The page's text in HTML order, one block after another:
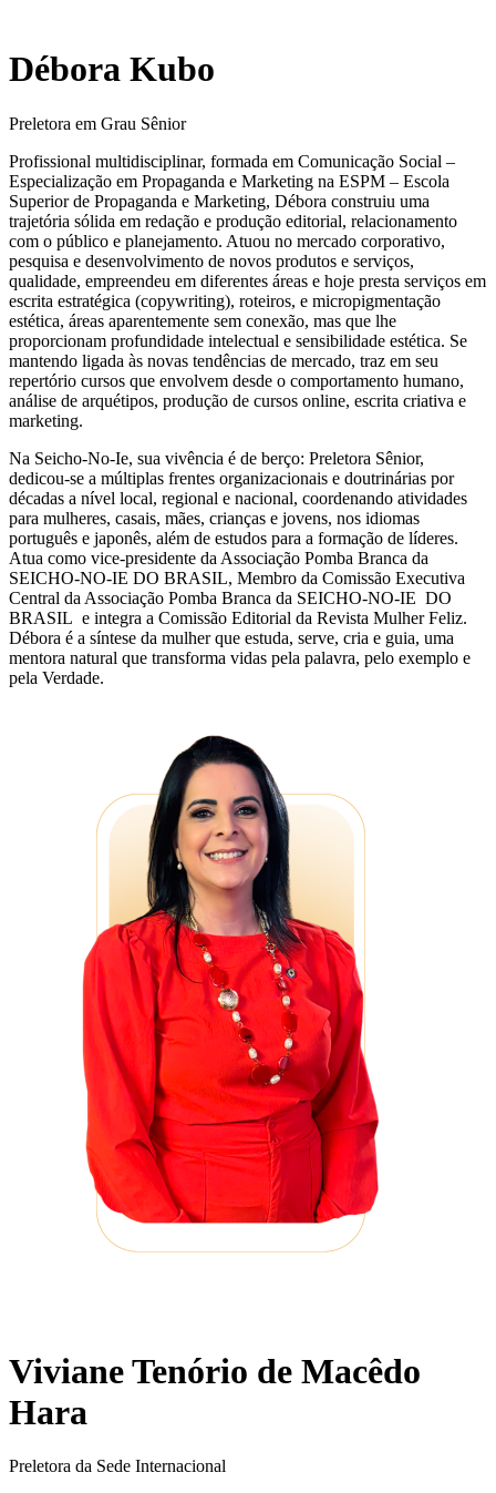
Débora Kubo
Preletora em Grau Sênior
Profissional multidisciplinar, formada em Comunicação Social –
Especialização em Propaganda e Marketing na ESPM – Escola
Superior de Propaganda e Marketing, Débora construiu uma
trajetória sólida em redação e produção editorial, relacionamento
com o público e planejamento. Atuou no mercado corporativo,
pesquisa e desenvolvimento de novos produtos e serviços,
qualidade, empreendeu em diferentes áreas e hoje presta serviços em
escrita estratégica (copywriting), roteiros, e micropigmentação
estética, áreas aparentemente sem conexão, mas que lhe
proporcionam profundidade intelectual e sensibilidade estética. Se
mantendo ligada às novas tendências de mercado, traz em seu
repertório cursos que envolvem desde o comportamento humano,
análise de arquétipos, produção de cursos online, escrita criativa e
marketing.
Na Seicho-No-Ie, sua vivência é de berço: Preletora Sênior,
dedicou-se a múltiplas frentes organizacionais e doutrinárias por
décadas a nível local, regional e nacional, coordenando atividades
para mulheres, casais, mães, crianças e jovens, nos idiomas
português e japonês, além de estudos para a formação de líderes.
Atua como vice-presidente da Associação Pomba Branca da
SEICHO-NO-IE DO BRASIL, Membro da Comissão Executiva
Central da Associação Pomba Branca da SEICHO-NO-IE DO
BRASIL e integra a Comissão Editorial da Revista Mulher Feliz.
Débora é a síntese da mulher que estuda, serve, cria e guia, uma
mentora natural que transforma vidas pela palavra, pelo exemplo e
pela Verdade.
Viviane Tenório de Macêdo
Hara
Preletora da Sede Internacional